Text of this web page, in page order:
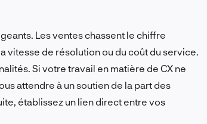
Les ventes chassent le chiffre
vitesse de résolution ou du coût du service.
Si votre travail en matière de CX ne
attendre à un soutien de la part des
établissez un lien direct entre vos